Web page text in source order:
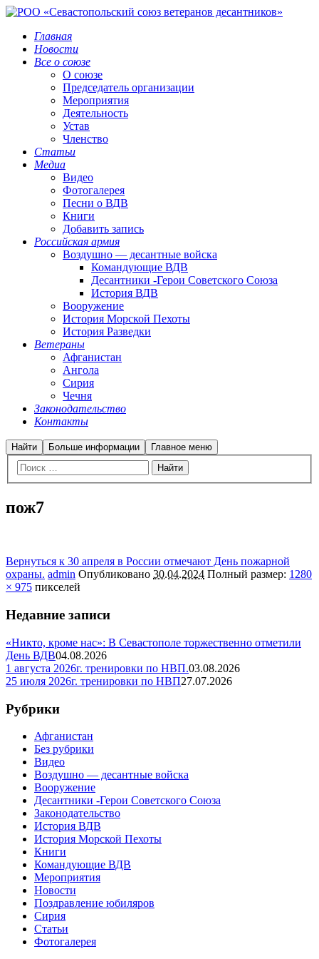
Главная
Новости
Все о союзе
О союзе
Председатель организации
Мероприятия
Деятельность
Устав
Членство
Статьи
Медиа
Видео
Фотогалерея
Песни о ВДВ
Книги
Добавить запись
Российская армия
Воздушно — десантные войска
Командующие ВДВ
Десантники -Герои Советского Союза
История ВДВ
Вооружение
История Морской Пехоты
История Разведки
Ветераны
Афганистан
Ангола
Сирия
Чечня
Законодательство
Контакты
Найти Больше информации Главное меню
пож7
Вернуться к 30 апреля в России отмечают День пожарной
охраны. admin Опубликовано 30.04.2024 Полный размер: 1280
× 975 пикселей
Недавние записи
«Никто, кроме нас»: В Севастополе торжественно отметили
День ВДВ04.08.2026
1 августа 2026г. тренировки по НВП.03.08.2026
25 июля 2026г. тренировки по НВП27.07.2026
Рубрики
Афганистан
Без рубрики
Видео
Воздушно — десантные войска
Вооружение
Десантники -Герои Советского Союза
Законодательство
История ВДВ
История Морской Пехоты
Книги
Командующие ВДВ
Мероприятия
Новости
Поздравление юбиляров
Сирия
Статьи
Фотогалерея